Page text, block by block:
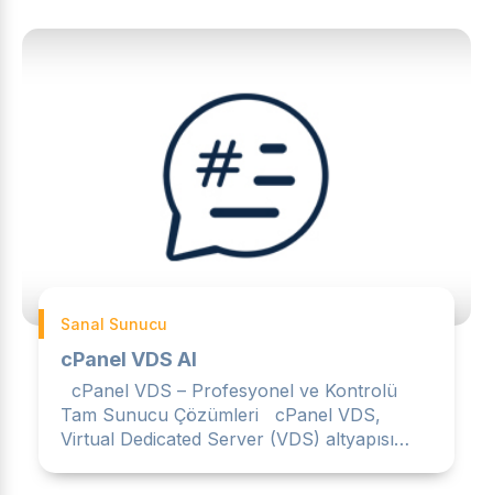
Sanal Sunucu
cPanel VDS Al
cPanel VDS – Profesyonel ve Kontrolü
Tam Sunucu Çözümleri cPanel VDS,
Virtual Dedicated Server (VDS) altyapısı